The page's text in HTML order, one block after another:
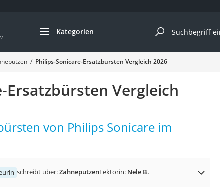
Kategorien
Die beliebtesten Vergleiche nach Kategorie
Drogerie
Inhalator
Haarschneider
Katzenklappe (Chip)
Masturbator
Philips-Sonicare-Ersatzbürsten Vergleich 2026
Ersatzbürsten Vergleich
von Philips Sonicare im
schreibt über:ZähneputzenLektorin: Nele B.